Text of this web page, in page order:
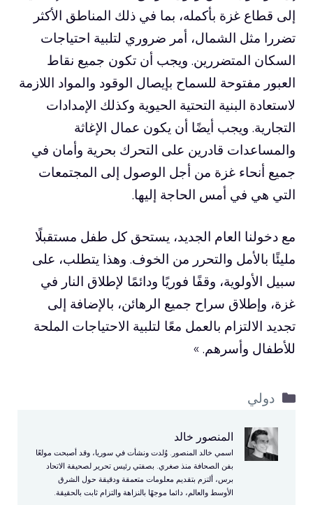
إلى قطاع غزة بأكمله، بما في ذلك المناطق الأكثر
تضررا مثل الشمال، أمر ضروري لتلبية احتياجات
السكان المتضررين. ويجب أن تكون جميع نقاط
العبور مفتوحة للسماح بإيصال الوقود والمواد اللازمة
لاستعادة البنية التحتية الحيوية وكذلك الإمدادات
التجارية. ويجب أيضًا أن يكون عمال الإغاثة
والمساعدات قادرين على التحرك بحرية وأمان في
جميع أنحاء غزة من أجل الوصول إلى المجتمعات
التي هي في أمس الحاجة إليها.
مع دخولنا العام الجديد، يستحق كل طفل مستقبلًا
مليئًا بالأمل والتحرر من الخوف. وهذا يتطلب، على
سبيل الأولوية، وقفًا فوريًا ودائمًا لإطلاق النار في
غزة، وإطلاق سراح جميع الرهائن، بالإضافة إلى
تجديد الالتزام بالعمل معًا لتلبية الاحتياجات الملحة
للأطفال وأسرهم. »
التصنيفات
دولي
المنصور خالد
اسمي خالد المنصور. وُلدت ونشأت في سوريا، وقد أصبحت مولعًا
بفن الصحافة منذ صغري. بصفتي رئيس تحرير لصحيفة الاتحاد
برس، ألتزم بتقديم معلومات متعمقة ودقيقة حول الشرق
الأوسط والعالم، دائما موجهًا بالنزاهة والتزام ثابت بالحقيقة.